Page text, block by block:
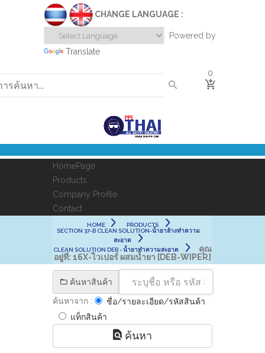
CHANGE LANGUAGE :
Powered by
Translate
0
HomePage
Products
Company Profile
Contact
HOME
PRODUCTS
SECTION 37-B CLEAN SOLUTION-น้ำยาล้างทำความ
สะอาด
CLEAN SOLUTION DEB - น้ำยาทำความสะอาด
คุณ
อยู่ที่: 16X-ไวเปอร์ ผสมน้ำยา [DEB-WIPER]
ค้นหาสินค้า
ค้นหาจาก :
ชื่อ/รายละเอียด/รหัสสินค้า
แท็กสินค้า
ค้นหา